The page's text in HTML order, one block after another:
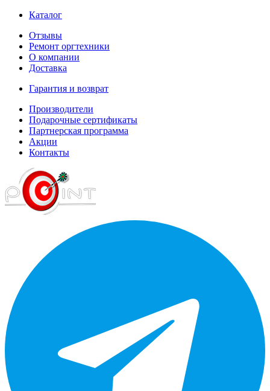
Каталог
Отзывы
Ремонт оргтехники
О компании
Доставка
Гарантия и возврат
Производители
Подарочные сертификаты
Партнерская программа
Акции
Контакты